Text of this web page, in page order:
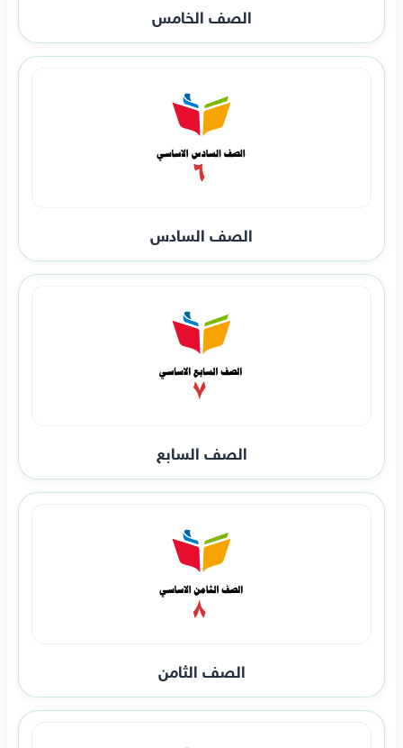
الصف الخامس
الصف السادس
الصف السابع
الصف الثامن